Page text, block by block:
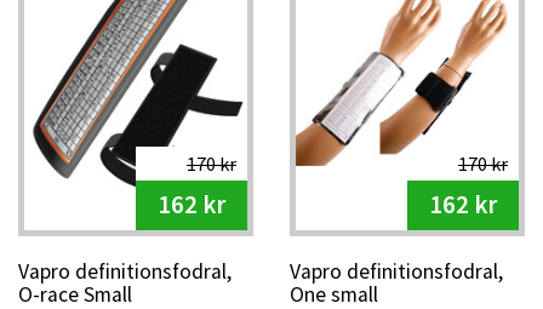
170 kr
162 kr
Vapro definitionsfodral,
O-race Small
170 kr
162 kr
Vapro definitionsfodral,
One small